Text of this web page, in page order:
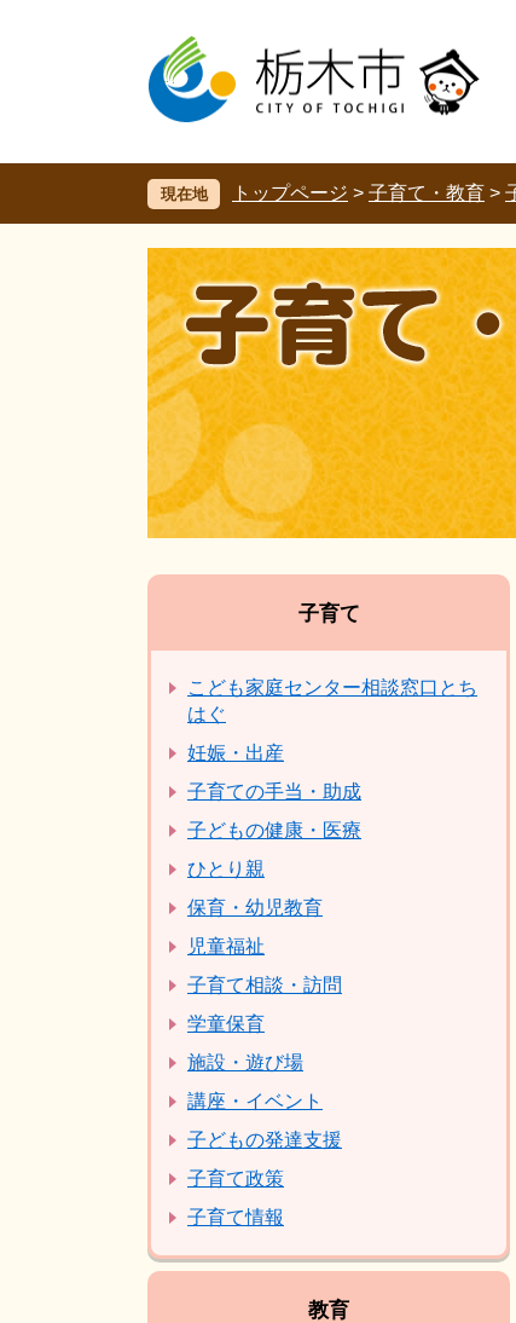
で
ば
現在地 トップページ > 子育て・教育 >
子育て
こども家庭センター相談窓口とち
はぐ
妊娠・出産
子育ての手当・助成
子どもの健康・医療
ひとり親
保育・幼児教育
児童福祉
子育て相談・訪問
学童保育
施設・遊び場
講座・イベント
子どもの発達支援
子育て政策
子育て情報
教育